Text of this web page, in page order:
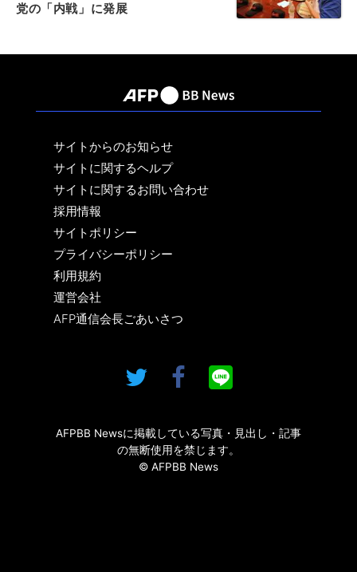
党の「内戦」に発展
サイトからのお知らせ
サイトに関するヘルプ
サイトに関するお問い合わせ
採用情報
サイトポリシー
プライバシーポリシー
利用規約
運営会社
AFP通信会長ごあいさつ
AFPBB Newsに掲載している写真・見出し・記事
の無断使用を禁じます。
© AFPBB News